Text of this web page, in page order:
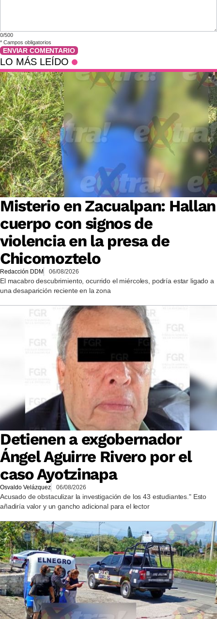
0/500
* Campos obligatorios
ENVIAR COMENTARIO
LO MÁS LEÍDO
Misterio en Zacualpan: Hallan
cuerpo con signos de
violencia en la presa de
Chicomoztelo
Redacción DDM 06/08/2026
El macabro descubrimiento, ocurrido el miércoles, podría estar ligado a
una desaparición reciente en la zona
Detienen a exgobernador
Ángel Aguirre Rivero por el
caso Ayotzinapa
Osvaldo Velázquez 06/08/2026
Acusado de obstaculizar la investigación de los 43 estudiantes." Esto
añadiría valor y un gancho adicional para el lector